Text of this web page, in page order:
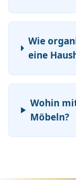
Wie
eine
Wohin
Möbeln?